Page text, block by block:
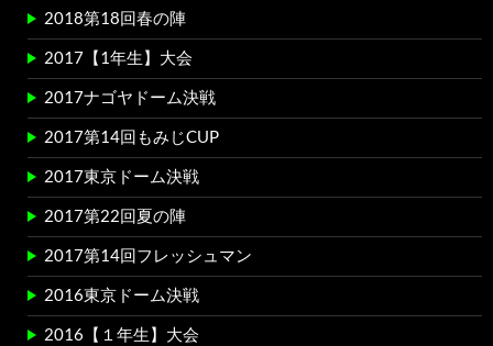
2018第18回春の陣
2017【1年生】大会
2017ナゴヤドーム決戦
2017第14回もみじCUP
2017東京ドーム決戦
2017第22回夏の陣
2017第14回フレッシュマン
2016東京ドーム決戦
2016【１年生】大会